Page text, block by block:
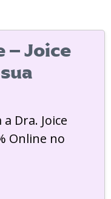
– Joice
Dra. Joice
Online no